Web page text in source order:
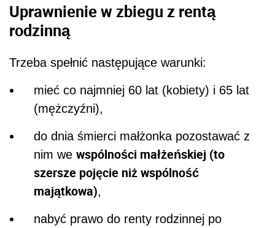
Uprawnienie w zbiegu z rentą
rodzinną
Trzeba spełnić następujące warunki:
mieć co najmniej 60 lat (kobiety) i 65 lat
(mężczyźni),
do dnia śmierci małżonka pozostawać z
nim we wspólności małżeńskiej (to
szersze pojęcie niż wspólność
majątkowa),
nabyć prawo do renty rodzinnej po